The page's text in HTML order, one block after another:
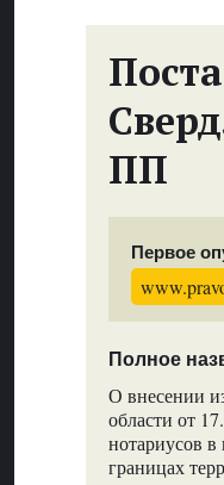
ПП
Первое
Полное
О внесении
области от
нотариусов
границах